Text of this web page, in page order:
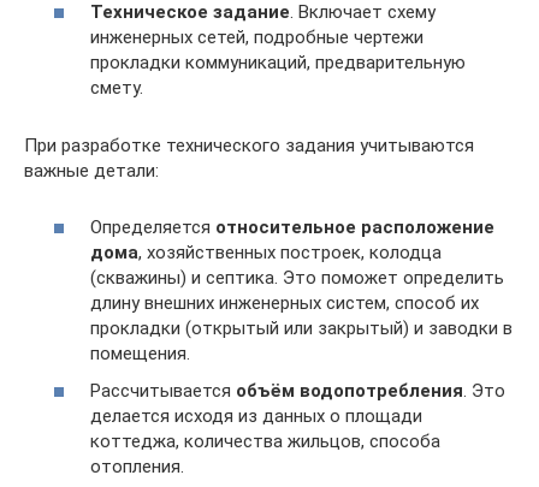
Техническое задание. Включает схему
инженерных сетей, подробные чертежи
прокладки коммуникаций, предварительную
смету.
При разработке технического задания учитываются
важные детали:
Определяется относительное расположение
дома, хозяйственных построек, колодца
(скважины) и септика. Это поможет определить
длину внешних инженерных систем, способ их
прокладки (открытый или закрытый) и заводки в
помещения.
Рассчитывается объём водопотребления. Это
делается исходя из данных о площади
коттеджа, количества жильцов, способа
отопления.